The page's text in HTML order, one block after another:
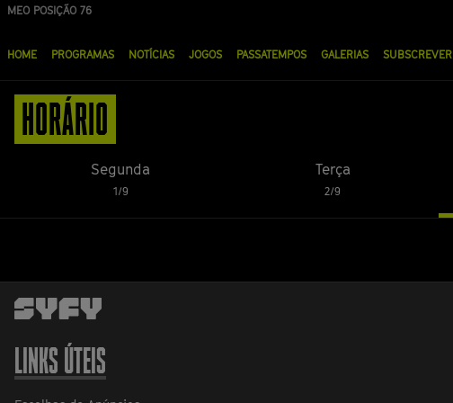
Passar
principal
MEO POSIÇÃO 76
principal
HOME PROGRAMAS NOTÍCIAS JOGOS PASSATEMPOS GALERIAS SUBSCREVER
HORÁRIO
Segunda
1/9
Terça
2/9
LINKS ÚTEIS